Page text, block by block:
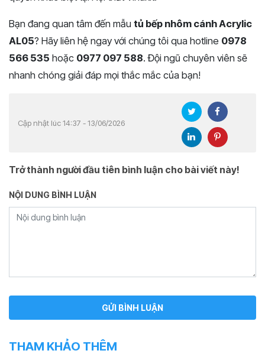
Bạn đang quan tâm đến mẫu tủ bếp nhôm cánh Acrylic
AL05? Hãy liên hệ ngay với chúng tôi qua hotline 0978
566 535 hoặc 0977 097 588. Đội ngũ chuyên viên sẽ
nhanh chóng giải đáp mọi thắc mắc của bạn!
Cập nhật lúc 14:37 - 13/06/2026
Trở thành người đầu tiên bình luận cho bài viết này!
NỘI DUNG BÌNH LUẬN
THAM KHẢO THÊM